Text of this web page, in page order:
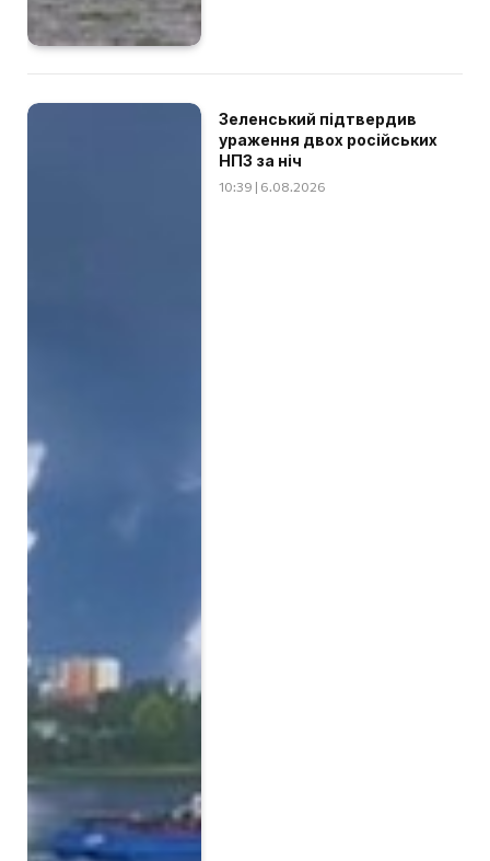
Зеленський підтвердив
ураження двох російських
НПЗ за ніч
10:39 | 6.08.2026